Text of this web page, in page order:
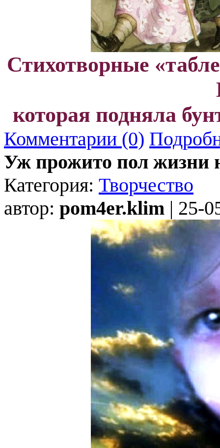
Стихотворные
которая подняла
Комментарии (0)
Уж прожито пол жизни
Категория: Творчество
автор: pom4er.klim | 25-